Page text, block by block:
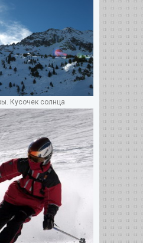
Кусочек солнца